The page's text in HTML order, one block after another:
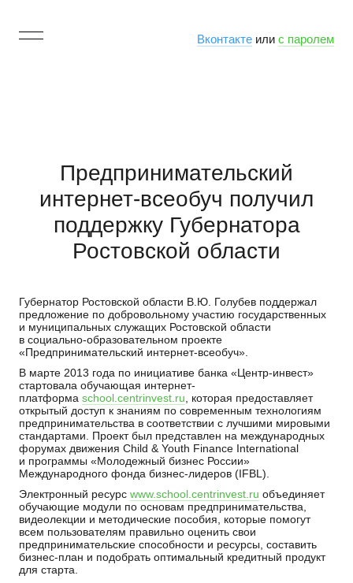
Вконтактеили с паролем
Предпринимательский
интернет-всеобуч получил
поддержку Губернатора
Ростовской области
Губернатор Ростовской области В.Ю. Голубев поддержал
предложение по добровольному участию государственных
и муниципальных служащих Ростовской области
в социально-образовательном проекте
«Предпринимательский интернет-всеобуч».
В марте 2013 года по инициативе банка «Центр-инвест»
стартовала обучающая интернет-
платформаschool.centrinvest.ru , которая предоставляет
открытый доступ к знаниям по современным технологиям
предпринимательства в соответствии с лучшими мировыми
стандартами. Проект был представлен на международных
форумах движения Child & Youth Finance International
и программы «Молодежный бизнес России»
Международного фонда бизнес-лидеров (IFBL).
Электронный ресурсwww.school.centrinvest.ru объединяет
обучающие модули по основам предпринимательства,
видеолекции и методические пособия, которые помогут
всем пользователям правильно оценить свои
предпринимательские способности и ресурсы, составить
бизнес-план и подобрать оптимальный кредитный продукт
для старта.